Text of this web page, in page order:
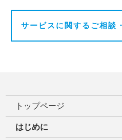
サービスに関するご相談
トップページ
はじめに